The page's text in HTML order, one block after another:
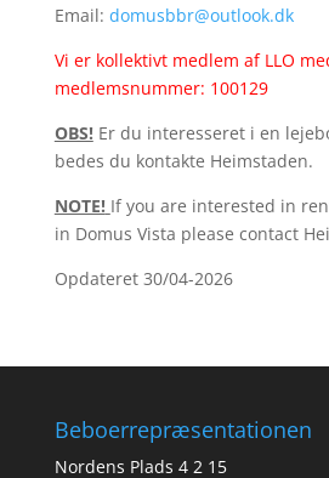
Email: domusbbr@outlook.dk
Vi er kollektivt medlem af LLO
medlemsnummer: 100129
OBS!Er du interesseret i en
bedes du kontakte Heimstaden.
NOTE! If you are interested in
in Domus Vista please contact
Opdateret 30/04-2026
Beboerrepræsentationen
Nordens Plads 4 2 15